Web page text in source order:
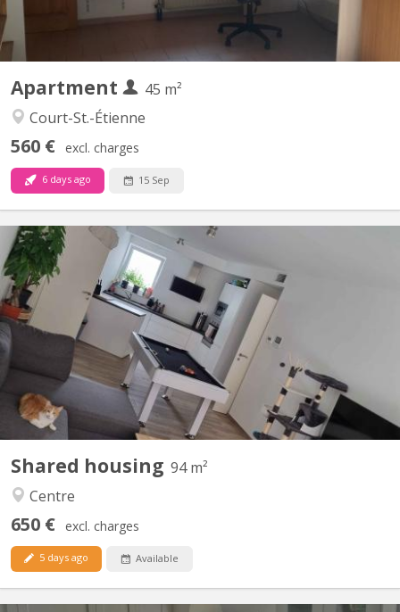
Apartment
45 m²
Court-St.-Étienne
560 € excl. charges
6 days ago 15 Sep
Shared housing 94 m²
Centre
650 € excl. charges
5 days ago Available
Bonjour, La seconde chambre se libère dans un appart 2
chambres. idéale pour un premier emménagement, tout est
meublé sauf la chambre. Disponible a partir du 15 septembre
2026, négociable plus tôt (début aout). La chambre fait 9M² dans
un appartement au centre de Courbevoie derrière l'esplanade à...